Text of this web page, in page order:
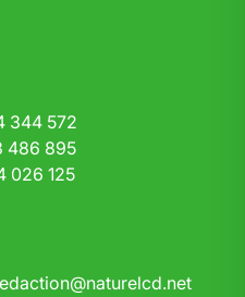
344 572
486 895
026 125